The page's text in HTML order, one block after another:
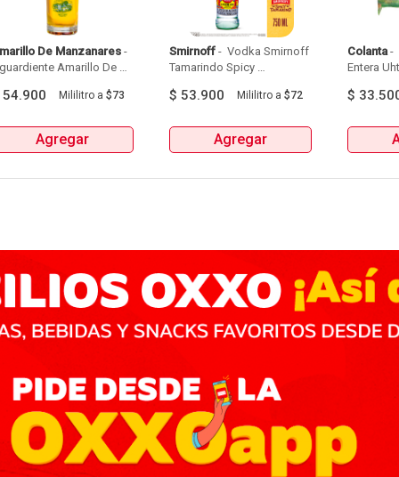
De Manzanares -
Amarillo De
54.900 Mililitro a$73
Agregar
Smirnoff - Vodka Smirnoff
Tamarindo Spicy
$ 53.900 Mililitro a$72
Agregar
Colanta -
Entera
$